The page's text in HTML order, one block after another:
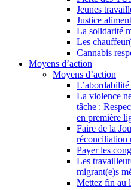
Jeunes
Justice
La solidarité
Les
Cannabis
Moyens d’action
Moyens d’action
La violence
tâche :
en première
Faire de la
réconciliation
Payer les
Les
migrant(e)s
Mettez fin au